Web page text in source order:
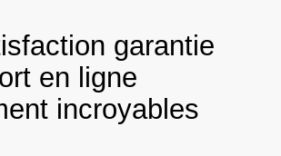
garantie
en ligne
incroyables